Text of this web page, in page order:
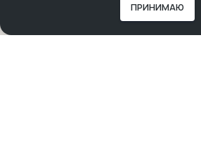
ПРИНИМАЮ